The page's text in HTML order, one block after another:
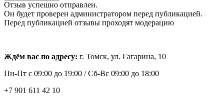
Отзыв успешно отправлен.
Он будет проверен администратором перед публикацией.
Перед публикацией отзывы проходят модерацию
Ждём вас по адресу: г. Томск, ул. Гагарина, 10
Пн-Пт с 09:00 до 19:00 /Сб-Вс 09:00 до 18:00
+7 901 611 42 10